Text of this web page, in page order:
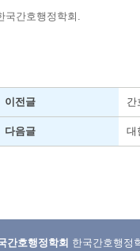
국간호행정학회.
이전글 간
다음글 대
간호행정학회 한국간호행정